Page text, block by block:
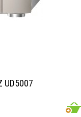
UD5007